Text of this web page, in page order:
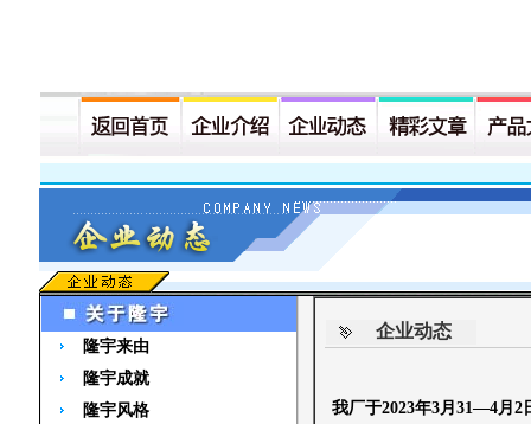
隆宇来由
隆宇成就
隆宇风格
企业动态
我厂于2023年3月31—4月2